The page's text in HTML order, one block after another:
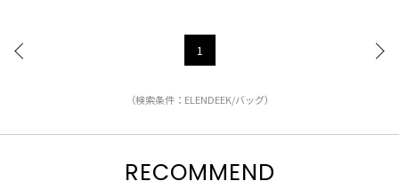
1
（検索条件：ELENDEEK/バッグ）
RECOMMEND